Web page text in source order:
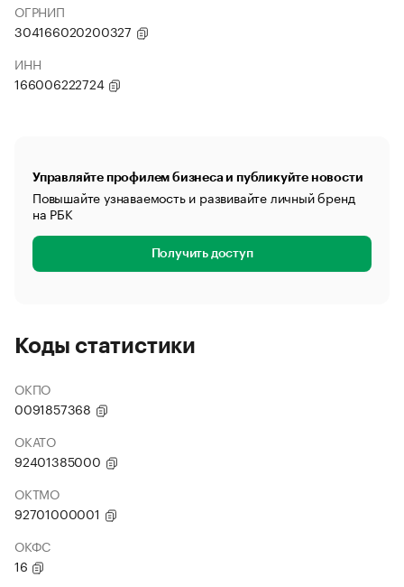
ОГРНИП
304166020200327
ИНН
166006222724
Управляйте профилем бизнеса и публикуйте новости
Повышайте узнаваемость и развивайте личный бренд
на РБК
Получить доступ
Коды статистики
ОКПО
0091857368
ОКАТО
92401385000
ОКТМО
92701000001
ОКФС
16